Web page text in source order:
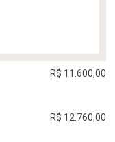
R$ 11.600,00
R$ 12.760,00